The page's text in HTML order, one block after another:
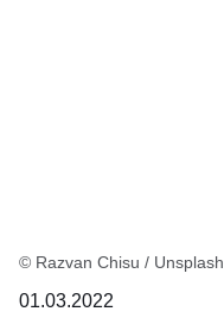
© Razvan Chisu / Unsplash
01.03.2022